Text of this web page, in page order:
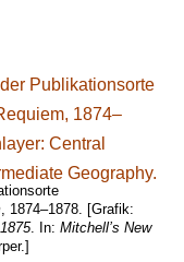
, 1874–1878. [Grafik:
. In: Mitchell’s New